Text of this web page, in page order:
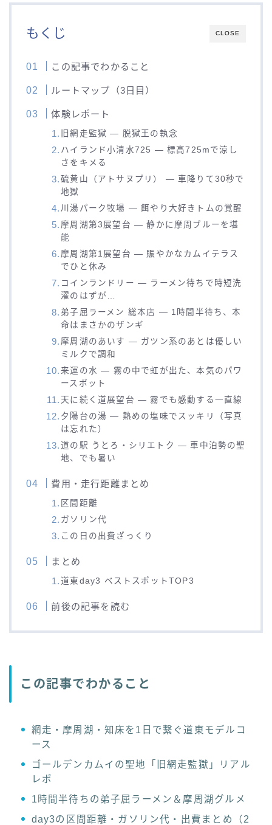
CLOSE
もくじ
この記事でわかること
ルートマップ（3日目）
体験レポート
旧網走監獄 — 脱獄王の執念
ハイランド小清水725 — 標高725mで涼し
さをキメる
硫黄山（アトサヌプリ） — 車降りて30秒で
地獄
川湯パーク牧場 — 餌やり大好きトムの覚醒
摩周湖第3展望台 — 静かに摩周ブルーを堪
能
摩周湖第1展望台 — 賑やかなカムイテラス
でひと休み
コインランドリー — ラーメン待ちで時短洗
濯のはずが…
弟子屈ラーメン 総本店 — 1時間半待ち、本
命はまさかのザンギ
摩周湖のあいす — ガツン系のあとは優しい
ミルクで調和
来運の水 — 霧の中で虹が出た、本気のパワ
ースポット
天に続く道展望台 — 霧でも感動する一直線
夕陽台の湯 — 熱めの塩味でスッキリ（写真
は忘れた）
道の駅 うとろ・シリエトク — 車中泊勢の聖
地、でも暑い
費用・走行距離まとめ
区間距離
ガソリン代
この日の出費ざっくり
まとめ
道東day3 ベストスポットTOP3
前後の記事を読む
この記事でわかること
網走・摩周湖・知床を1日で繋ぐ道東モデルコ
ース
ゴールデンカムイの聖地「旧網走監獄」リアル
レポ
1時間半待ちの弟子屈ラーメン＆摩周湖グルメ
day3の区間距離・ガソリン代・出費まとめ（2